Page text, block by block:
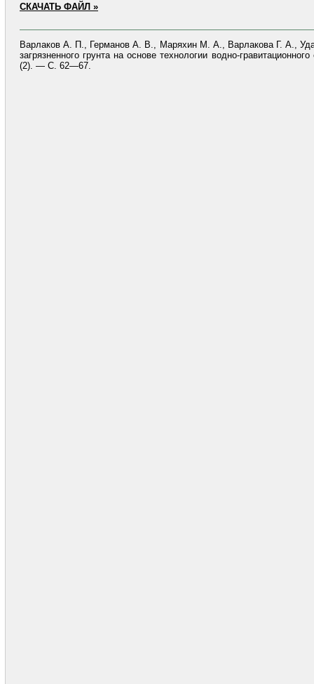
СКАЧАТЬ ФАЙЛ »
Варлаков А. П., Германов А. В., Маряхин М. А., Варлакова Г. А.,
загрязненного грунта на основе технологии водно-
(2). — С. 62—67.